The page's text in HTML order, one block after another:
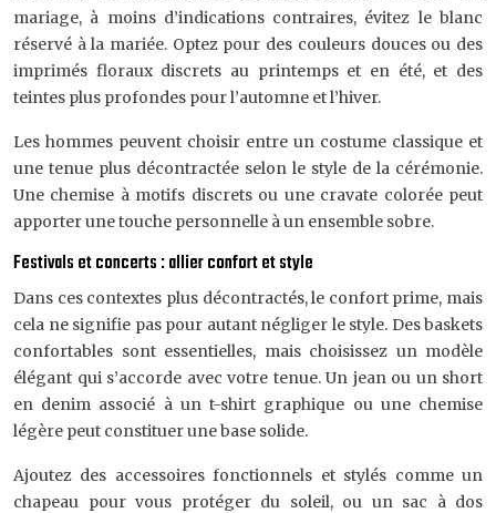
mariage, à moins d’indications contraires, évitez le blanc
réservé à la mariée. Optez pour des couleurs douces ou des
imprimés floraux discrets au printemps et en été, et des
teintes plus profondes pour l’automne et l’hiver.
Les hommes peuvent choisir entre un costume classique et
une tenue plus décontractée selon le style de la cérémonie.
Une chemise à motifs discrets ou une cravate colorée peut
apporter une touche personnelle à un ensemble sobre.
Festivals et concerts : allier confort et style
Dans ces contextes plus décontractés, le confort prime, mais
cela ne signifie pas pour autant négliger le style. Des baskets
confortables sont essentielles, mais choisissez un modèle
élégant qui s’accorde avec votre tenue. Un jean ou un short
en denim associé à un t-shirt graphique ou une chemise
légère peut constituer une base solide.
Ajoutez des accessoires fonctionnels et stylés comme un
chapeau pour vous protéger du soleil, ou un sac à dos